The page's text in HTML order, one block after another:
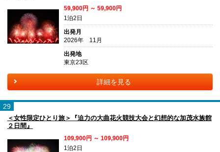
59,900円 ～ 59,900円
1泊2日
出発月
2026年 11月
出発地
東京23区
詳細を見る
29
＜女性限定ひとり旅＞『迫力の大曲花火競技大会と幻想的な加茂水族館
２日間』
109,900円 ～ 109,900円
1泊2日